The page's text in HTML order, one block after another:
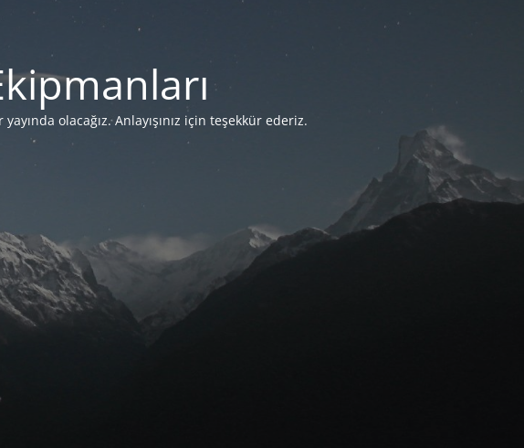
olacağız. Anlayışınız için teşekkür ederiz.